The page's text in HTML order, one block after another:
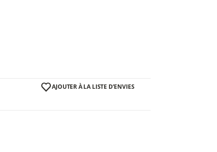
AJOUTER À LA LISTE D’ENVIES